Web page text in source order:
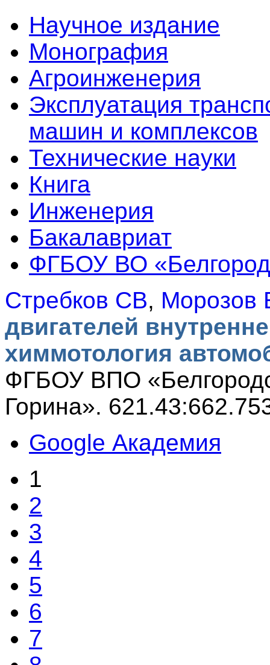
Научное издание
Монография
Агроинженерия
Эксплуатация
машин и комплексов
Технические науки
Книга
Инженерия
Бакалавриат
ФГБОУ ВО
Стребков СВ, Морозов
двигателей
химмотология
ФГБОУ ВПО
Горина».
Google Академия
1
2
3
4
5
6
7